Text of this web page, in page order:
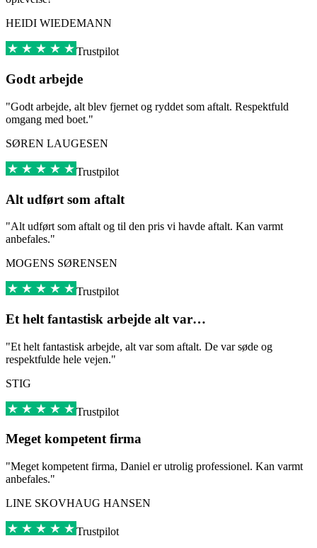
HEIDI WIEDEMANN
Trustpilot
Godt arbejde
"Godt arbejde, alt blev fjernet og ryddet som aftalt. Respektfuld
omgang med boet."
SØREN LAUGESEN
Trustpilot
Alt udført som aftalt
"Alt udført som aftalt og til den pris vi havde aftalt. Kan varmt
anbefales."
MOGENS SØRENSEN
Trustpilot
Et helt fantastisk arbejde alt var…
"Et helt fantastisk arbejde, alt var som aftalt. De var søde og
respektfulde hele vejen."
STIG
Trustpilot
Meget kompetent firma
"Meget kompetent firma, Daniel er utrolig professionel. Kan varmt
anbefales."
LINE SKOVHAUG HANSEN
Trustpilot